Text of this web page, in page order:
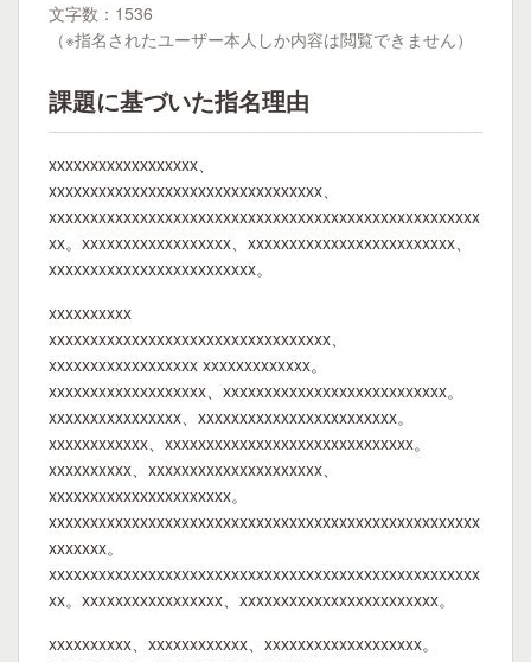
文字数：1536
（※指名されたユーザー本人しか内容は閲覧できません）
課題に基づいた指名理由
xxxxxxxxxxxxxxxxxx、
xxxxxxxxxxxxxxxxxxxxxxxxxxxxxxxxx、
xxxxxxxxxxxxxxxxxxxxxxxxxxxxxxxxxxxxxxxxxxxxxxxxxxxx
xx。xxxxxxxxxxxxxxxxxx、xxxxxxxxxxxxxxxxxxxxxxxxx、
xxxxxxxxxxxxxxxxxxxxxxxxx。
xxxxxxxxxx
xxxxxxxxxxxxxxxxxxxxxxxxxxxxxxxxxx、
xxxxxxxxxxxxxxxxxx xxxxxxxxxxxxx。
xxxxxxxxxxxxxxxxxxx、xxxxxxxxxxxxxxxxxxxxxxxxxxx。
xxxxxxxxxxxxxxxx、xxxxxxxxxxxxxxxxxxxxxxxx。
xxxxxxxxxxxx、xxxxxxxxxxxxxxxxxxxxxxxxxxxxxx。
xxxxxxxxxx、xxxxxxxxxxxxxxxxxxxxx、
xxxxxxxxxxxxxxxxxxxxxx。
xxxxxxxxxxxxxxxxxxxxxxxxxxxxxxxxxxxxxxxxxxxxxxxxxxxx
xxxxxxx。
xxxxxxxxxxxxxxxxxxxxxxxxxxxxxxxxxxxxxxxxxxxxxxxxxxxx
xx。xxxxxxxxxxxxxxxxx、xxxxxxxxxxxxxxxxxxxxxxxx。
xxxxxxxxxx、xxxxxxxxxxxx、xxxxxxxxxxxxxxxxxxx。